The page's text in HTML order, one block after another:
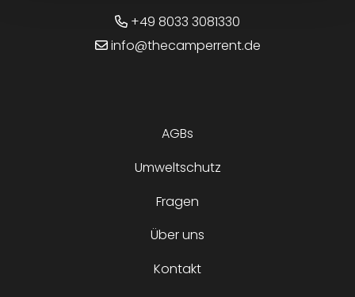
+49 8033 3081330
info@thecamperrent.de
AGBs
Umweltschutz
Fragen
Über uns
Kontakt